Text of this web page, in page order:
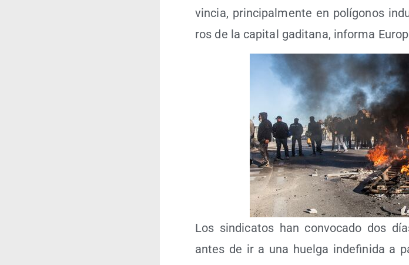
vin­cia, prin­ci­pal­men­te en polí­go­nos
ros de la capi­tal gadi­ta­na, infor­ma
Los sin­di­ca­tos han con­vo­ca­do dos
antes de ir a una huel­ga inde­fi­ni­da a